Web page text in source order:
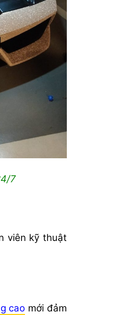
7
viên kỹ thuật
cao mới đảm